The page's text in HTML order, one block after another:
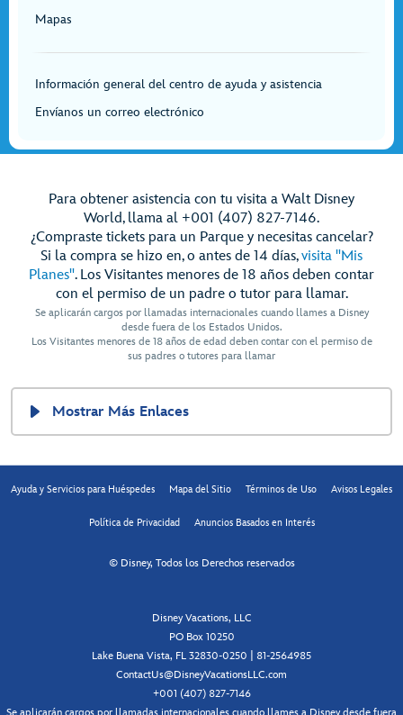
Mapas
Información general del centro de ayuda y asistencia
Envíanos un correo electrónico
Para obtener asistencia con tu visita a Walt Disney
World, llama al +001 (407) 827-7146.
¿Compraste tickets para un Parque y necesitas cancelar?
Si la compra se hizo en, o antes de 14 días,visita "Mis
Planes". Los Visitantes menores de 18 años deben contar
con el permiso de un padre o tutor para llamar.
Se aplicarán cargos por llamadas internacionales cuando llames a Disney
desde fuera de los Estados Unidos.
Los Visitantes menores de 18 años de edad deben contar con el permiso de
sus padres o tutores para llamar
Mostrar Más Enlaces
Ayuda y Servicios para Huéspedes Mapa del Sitio Términos de Uso Avisos Legales
Política de Privacidad Anuncios Basados en Interés
© Disney, Todos los Derechos reservados
Disney Vacations, LLC
PO Box 10250
Lake Buena Vista, FL 32830-0250 | 81-2564985
ContactUs@DisneyVacationsLLC.com
+001 (407) 827-7146